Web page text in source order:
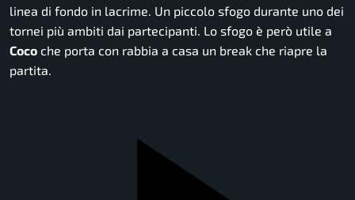
linea di fondo in lacrime. Un piccolo sfogo durante uno dei
tornei più ambiti dai partecipanti. Lo sfogo è però utile a
Coco che porta con rabbia a casa un break che riapre la
partita.